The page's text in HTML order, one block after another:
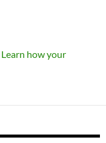
Learn how your